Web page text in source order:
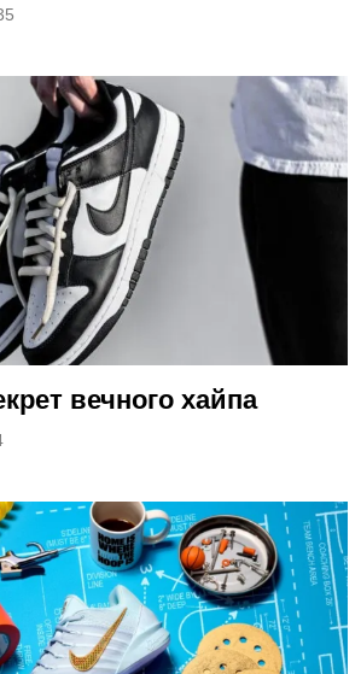
вечного хайпа